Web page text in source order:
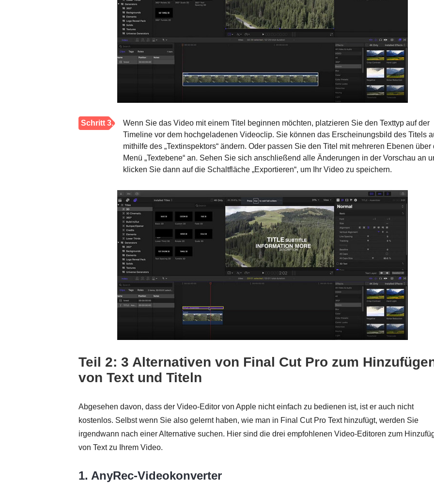
Schritt 3.
Wenn Sie das Video mit einem Titel beginnen möchten, platzieren Sie den Texttyp auf der
Timeline vor dem hochgeladenen Videoclip. Sie können das Erscheinungsbild des Titels
mithilfe des „Textinspektors“ ändern. Oder passen Sie den Titel mit mehreren Ebenen über
Menü „Textebene“ an. Sehen Sie sich anschließend alle Änderungen in der Vorschau an
klicken Sie dann auf die Schaltfläche „Exportieren“, um Ihr Video zu speichern.
Teil 2: 3 Alternativen von Final Cut Pro zum
von Text und Titeln
Abgesehen davon, dass der Video-Editor von Apple nicht einfach zu bedienen ist, ist er auch nicht
kostenlos. Selbst wenn Sie also gelernt haben, wie man in Final Cut Pro Text hinzufügt, werden Sie
irgendwann nach einer Alternative suchen. Hier sind die drei empfohlenen Video-Editoren zum
von Text zu Ihrem Video.
1. AnyRec-Videokonverter